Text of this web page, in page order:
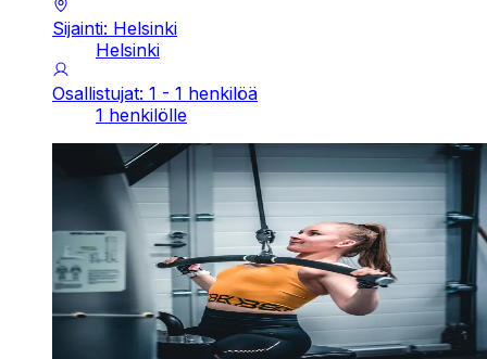
Sijainti: Helsinki
Helsinki
Osallistujat: 1 - 1 henkilöä
1 henkilölle